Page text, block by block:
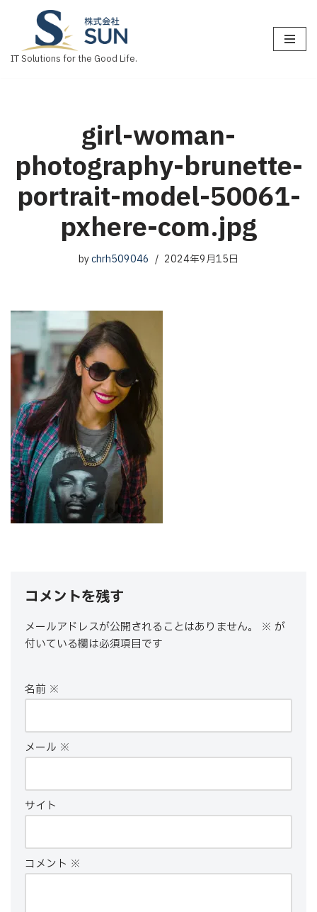
ン
キ
ッ
プ
IT Solutions for the Good Life.
girl-woman-
photography-brunette-
portrait-model-50061-
pxhere-com.jpg
bychrh509046 2024年9月15日
コメントを残す
メールアドレスが公開されることはありません。 ※ が
付いている欄は必須項目です
名前 ※
メール ※
サイト
コメント ※